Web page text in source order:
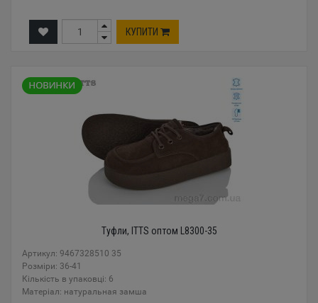
КУПИТИ
Туфли, ITTS оптом L8300-35
Артикул: 9467328510 35
Розміри: 36-41
Кількість в упаковці: 6
Mатеріал: натуральная замша